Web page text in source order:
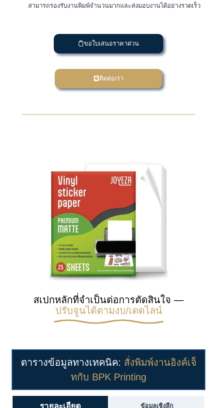
สามารถรองรับงานพิมพ์จำนวนมากและส่งมอบงานได้อย่างรวดเร็ว
ขอใบเสนอราคาด่วน
ติดต่อเรา
สเปกหลักที่จำเป็นต่อการตัดสินใจ —
ปรับจูนได้ตามงบ/เดดไลน์
ตารางข้อมูลทางเทคนิค: สั่งพิมพ์งานอิงค์เจ็
ทกับ BPK Printing
ข้อมูลเชิงลึก